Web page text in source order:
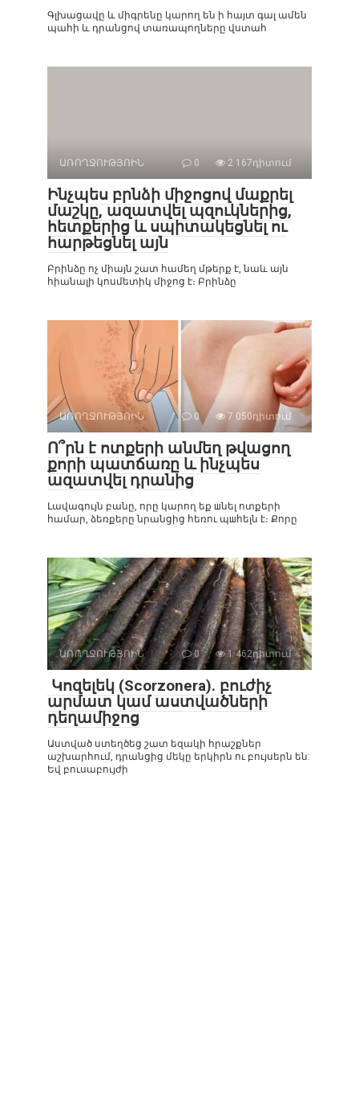
Գլխացավը և միգրենը կարող են ի հայտ գալ ամեն
պահի և դրանցով տառապողները վստահ
ԱՌՈՂՋՈՒԹՅՈԻՆ 0 2 167դիտում
Ինչպես բրնձի միջոցով մաքրել
մաշկը, ազատվել պզուկներից,
հետքերից և սպիտակեցնել ու
հարթեցնել այն
Բրինձը ոչ միայն շատ համեղ մթերք է, նաև այն
հիանալի կոսմետիկ միջոց է։ Բրինձը
ԱՌՈՂՋՈՒԹՅՈԻՆ 0 7 050դիտում
Ո՞րն է ոտքերի անմեղ թվացող
քորի պատճառը և ինչպես
ազատվել դրանից
Լավագույն բանը, որը կարող եք шնել ոտքերի
համար, ձեռքերը նրանցից հեռու պшհելն է։ Քորը
ԱՌՈՂՋՈՒԹՅՈԻՆ 0 1 462դիտում
Կոզելեկ (Scorzonera). բուժիչ
արմատ կամ աստվածների
դեղամիջոց
Աստված ստեղծեց շատ եզակի հրաշքներ
աշխարհում, դրանցից մեկը երկիրն ու բույսերն են:
Եվ բուսաբույժի